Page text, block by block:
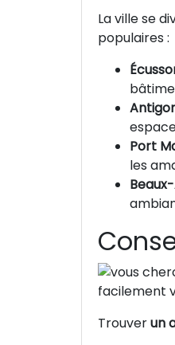
La ville se
populaires :
Port
les
Trouverun